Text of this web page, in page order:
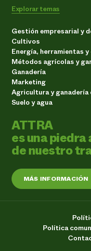
Explorar temas
Gestión empresarial y
Cultivos
Energía, herramientas
Métodos agrícolas y
Ganadería
Marketing
Agricultura y ganadería
Suelo y agua
ATTRA
es una
de nuestro
MÁS INFORMACIÓN
Política